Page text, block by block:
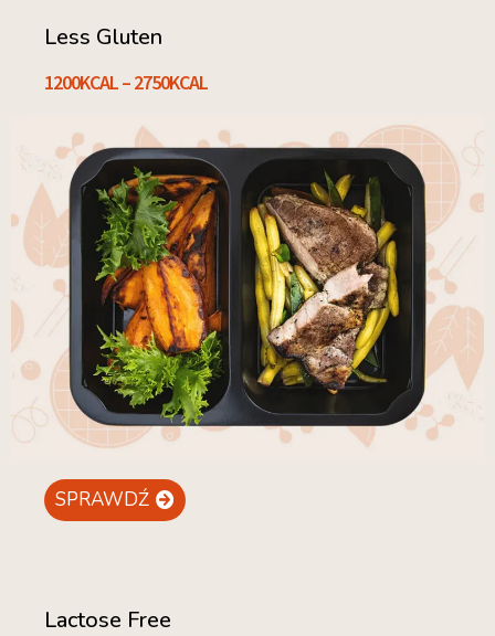
Less Gluten
1200KCAL – 2750KCAL
SPRAWDŹ
Lactose Free